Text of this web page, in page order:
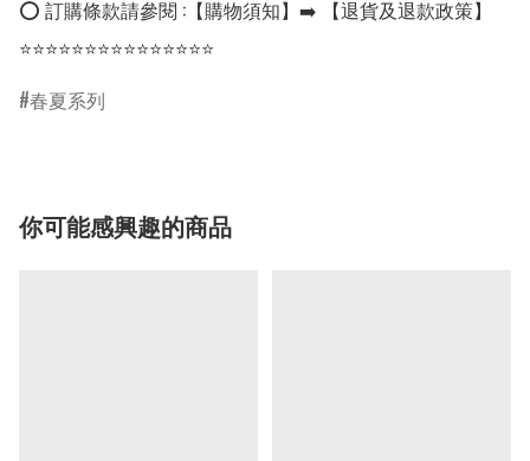
⭕ 訂購條款請參閱 :【購物須知】➡️ 【退貨及退款政策】
⭐⭐⭐⭐⭐⭐⭐⭐⭐⭐⭐⭐⭐⭐⭐
春夏系列
你可能感興趣的商品